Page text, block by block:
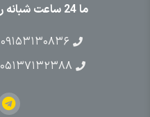
ما 24 ساعت شبانه روز در کنار شما هستیم
۰۹۱۵۳۱۳۰۸۳۶
۰۵۱۳۷۱۳۲۳۸۸